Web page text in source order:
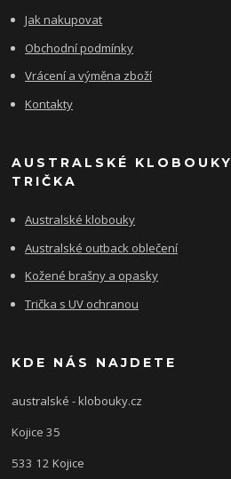
Jak nakupovat
Obchodní podmínky
Vrácení a výměna zboží
Kontakty
AUSTRALSKÉ
TRIČKA
Australské klobouky
Australské outback oblečení
Kožené brašny a opasky
Trička s UV ochranou
KDE NÁS NAJDETE
australské - klobouky.cz
Kojice 35
533 12 Kojice